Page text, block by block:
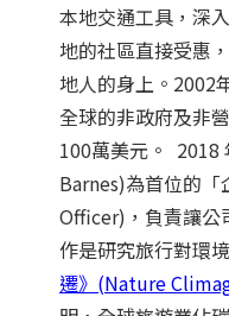
本地交通工具，深
地的社區直接受惠
地人的身上。2002
全球的非政府及非
100萬美元。
Barnes)為首位的
Officer)，負責讓公
作是研究旅行對環
遷》(Nature